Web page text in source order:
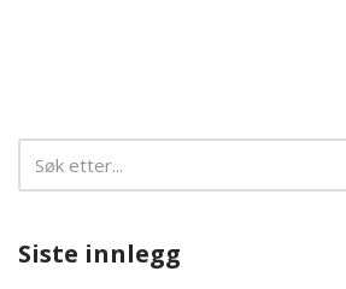
Siste innlegg